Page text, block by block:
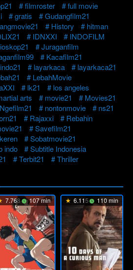
filmroster
full movie
gratis
Gudangfilm21
History
hitman
IDNXXI
INDOFILM
Juraganfilm
Kacafilm21
layarkaca
layarkaca21
LebahMovie
lk21
los angeles
arts movie21
Movies21
Ngefilm21 nontonmovie
ns21
Rajaxxi
Rebahin
Savefilm21
Sobatmovie21
indo
Subtitle Indonesia
Terbit21
Thriller
7.768 107 min 6.115 110 min